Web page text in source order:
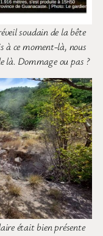
soudain de la bête
à ce moment-là, nous
là. Dommage ou pas ?
était bien présente